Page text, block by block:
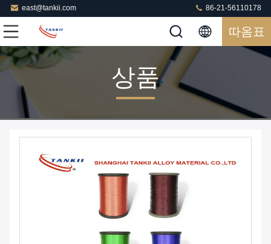
east@tankii.com 86-21-56110178
따옴표
상품